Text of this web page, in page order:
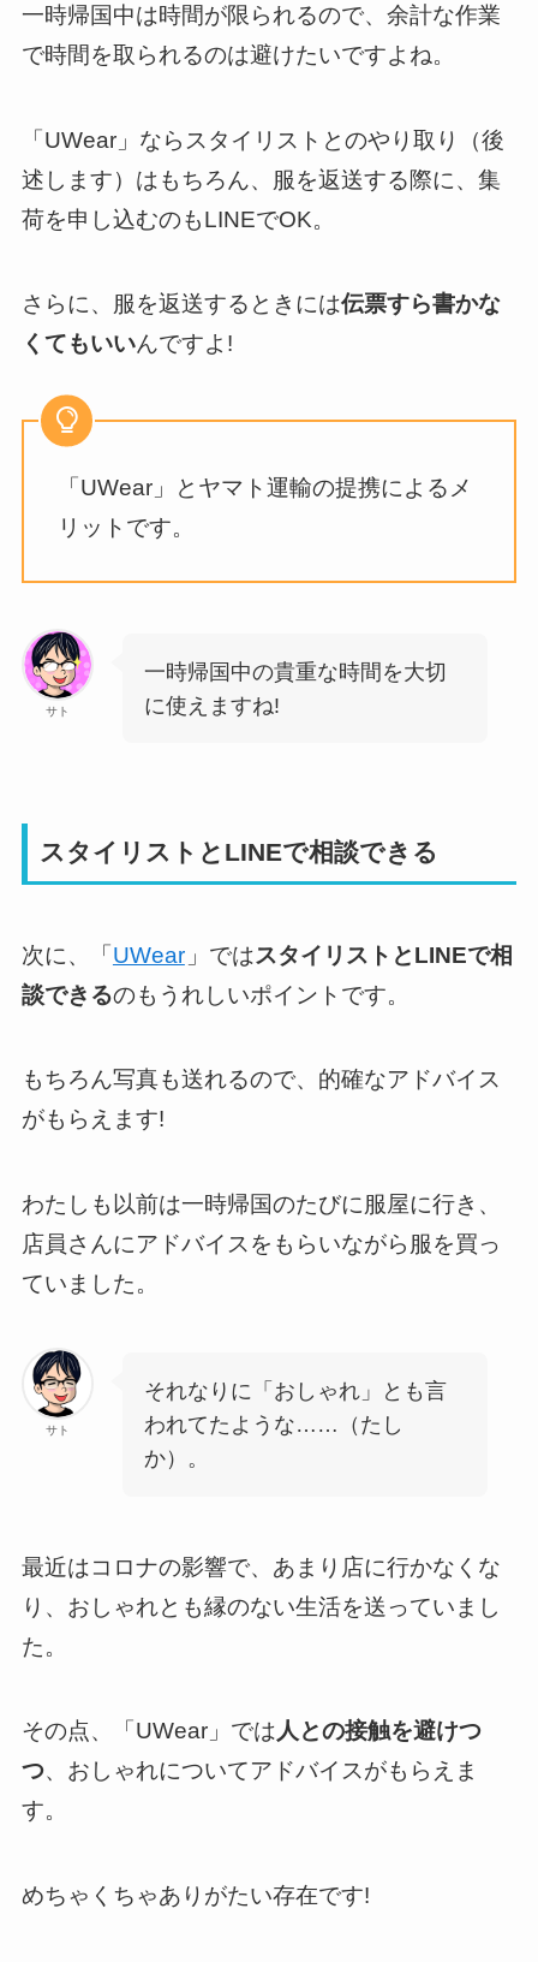
一時帰国中は時間が限られるので、余計な作業
で時間を取られるのは避けたいですよね。
「UWear」ならスタイリストとのやり取り（後
述します）はもちろん、服を返送する際に、集
荷を申し込むのもLINEでOK。
さらに、服を返送するときには伝票すら書かな
くてもいいんですよ!
「UWear」とヤマト運輸の提携によるメ
リットです。
サト
一時帰国中の貴重な時間を大切
に使えますね!
スタイリストとLINEで相談できる
次に、「UWear 」ではスタイリストとLINEで相
談できるのもうれしいポイントです。
もちろん写真も送れるので、的確なアドバイス
がもらえます!
わたしも以前は一時帰国のたびに服屋に行き、
店員さんにアドバイスをもらいながら服を買っ
ていました。
サト
それなりに「おしゃれ」とも言
われてたような……（たし
か）。
最近はコロナの影響で、あまり店に行かなくな
り、おしゃれとも縁のない生活を送っていまし
た。
その点、「UWear」では人との接触を避けつ
つ、おしゃれについてアドバイスがもらえま
す。
めちゃくちゃありがたい存在です!